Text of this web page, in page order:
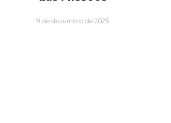
9 de dezembro de 2025